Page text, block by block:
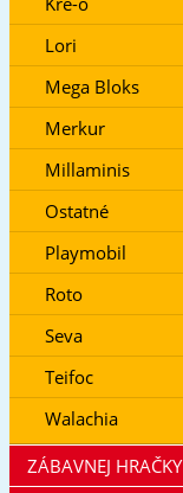
Lori
Mega Bloks
Merkur
Millaminis
Ostatné
Playmobil
Roto
Seva
Teifoc
Walachia
ZÁBAVNEJ HRAČKY